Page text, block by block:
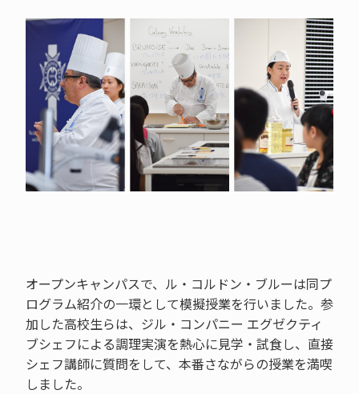
オープンキャンパスで、ル・コルドン・ブルーは同プ
ログラム紹介の一環として模擬授業を行いました。参
加した高校生らは、ジル・コンパニー エグゼクティ
ブシェフによる調理実演を熱心に見学・試食し、直接
シェフ講師に質問をして、本番さながらの授業を満喫
しました。